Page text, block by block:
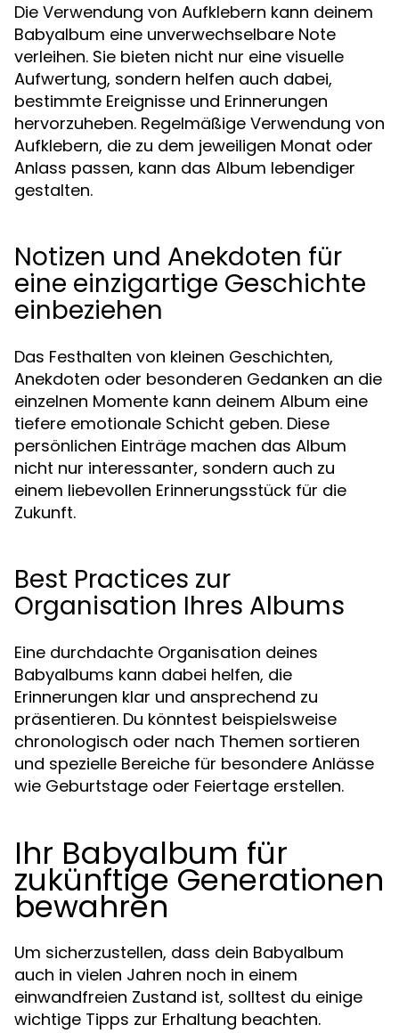
Die Verwendung von Aufklebern kann deinem
Babyalbum eine unverwechselbare Note
verleihen. Sie bieten nicht nur eine visuelle
Aufwertung, sondern helfen auch dabei,
bestimmte Ereignisse und Erinnerungen
hervorzuheben. Regelmäßige Verwendung von
Aufklebern, die zu dem jeweiligen Monat oder
Anlass passen, kann das Album lebendiger
gestalten.
Notizen und Anekdoten für
eine einzigartige Geschichte
einbeziehen
Das Festhalten von kleinen Geschichten,
Anekdoten oder besonderen Gedanken an die
einzelnen Momente kann deinem Album eine
tiefere emotionale Schicht geben. Diese
persönlichen Einträge machen das Album
nicht nur interessanter, sondern auch zu
einem liebevollen Erinnerungsstück für die
Zukunft.
Best Practices zur
Organisation Ihres Albums
Eine durchdachte Organisation deines
Babyalbums kann dabei helfen, die
Erinnerungen klar und ansprechend zu
präsentieren. Du könntest beispielsweise
chronologisch oder nach Themen sortieren
und spezielle Bereiche für besondere Anlässe
wie Geburtstage oder Feiertage erstellen.
Ihr Babyalbum für
zukünftige Generationen
bewahren
Um sicherzustellen, dass dein Babyalbum
auch in vielen Jahren noch in einem
einwandfreien Zustand ist, solltest du einige
wichtige Tipps zur Erhaltung beachten.